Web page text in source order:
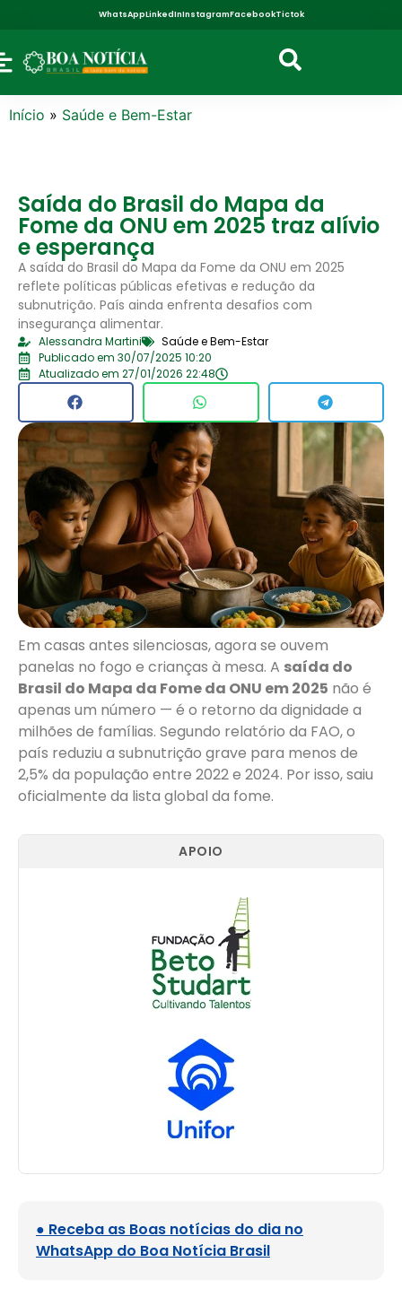
WhatsAppLinkedInInstagramFacebookTictok
Início » Saúde e Bem-Estar
Saída do Brasil do Mapa da
Fome da ONU em 2025 traz alívio
e esperança
A saída do Brasil do Mapa da Fome da ONU em 2025
reflete políticas públicas efetivas e redução da
subnutrição. País ainda enfrenta desafios com
insegurança alimentar.
Alessandra Martini
Saúde e Bem-Estar
Publicado em 30/07/2025 10:20
Atualizado em 27/01/2026 22:48
Em casas antes silenciosas, agora se ouvem
panelas no fogo e crianças à mesa. A saída do
Brasil do Mapa da Fome da ONU em 2025 não é
apenas um número — é o retorno da dignidade a
milhões de famílias. Segundo relatório da FAO, o
país reduziu a subnutrição grave para menos de
2,5% da população entre 2022 e 2024. Por isso, saiu
oficialmente da lista global da fome.
APOIO
● Receba as Boas notícias do dia no
WhatsApp do Boa Notícia Brasil